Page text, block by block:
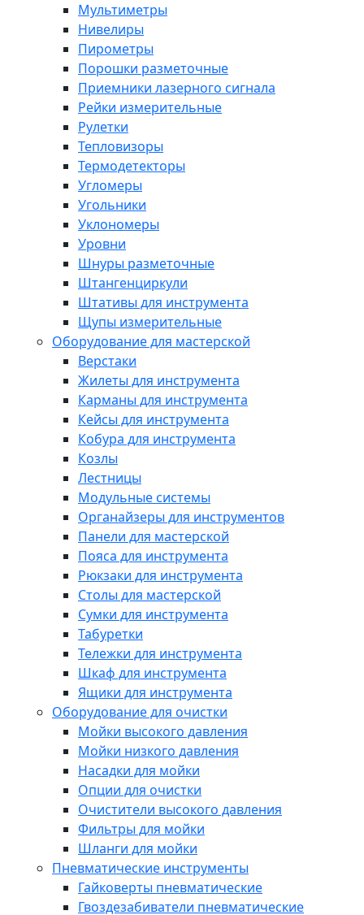
Мультиметры
Нивелиры
Пирометры
Порошки разметочные
Приемники лазерного сигнала
Рейки измерительные
Рулетки
Тепловизоры
Термодетекторы
Угломеры
Угольники
Уклономеры
Уровни
Шнуры разметочные
Штангенциркули
Штативы для инструмента
Щупы измерительные
Оборудование для мастерской
Верстаки
Жилеты для инструмента
Карманы для инструмента
Кейсы для инструмента
Кобура для инструмента
Козлы
Лестницы
Модульные системы
Органайзеры для инструментов
Панели для мастерской
Пояса для инструмента
Рюкзаки для инструмента
Столы для мастерской
Сумки для инструмента
Табуретки
Тележки для инструмента
Шкаф для инструмента
Ящики для инструмента
Оборудование для очистки
Мойки высокого давления
Мойки низкого давления
Насадки для мойки
Опции для очистки
Очистители высокого давления
Фильтры для мойки
Шланги для мойки
Пневматические инструменты
Гайковерты пневматические
Гвоздезабиватели пневматические